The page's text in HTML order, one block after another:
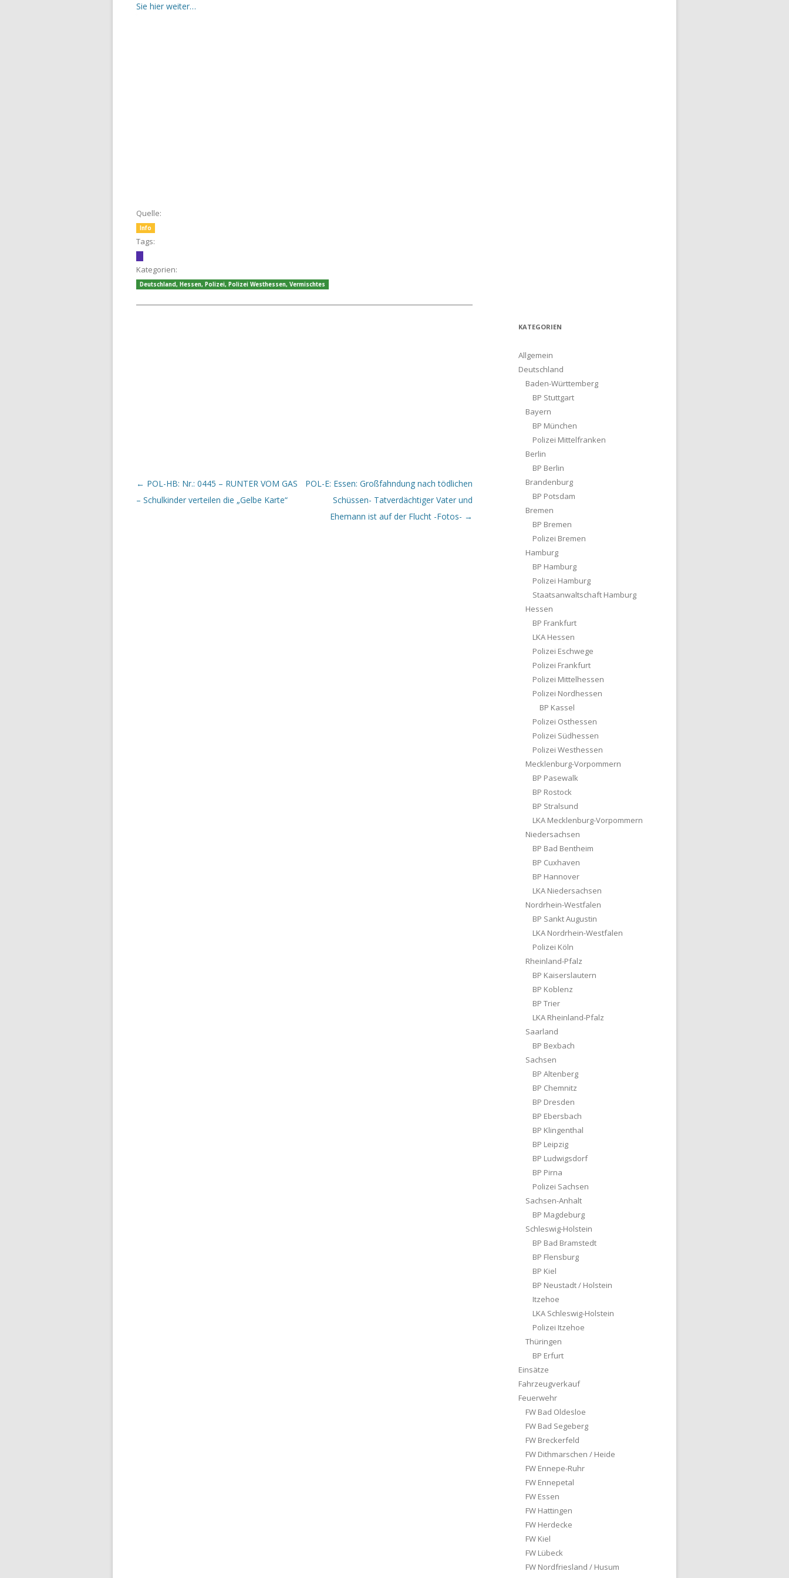
Sie hier weiter…
Quelle:
Info
Tags:
Kategorien:
Deutschland, Hessen, Polizei, Polizei Westhessen, Vermischtes
Beitrags-Navigation
← POL-HB: Nr.: 0445 – RUNTER VOM GAS
– Schulkinder verteilen die „Gelbe Karte“
POL-E: Essen: Großfahndung nach tödlichen
Schüssen- Tatverdächtiger Vater und
Ehemann ist auf der Flucht -Fotos- →
KATEGORIEN
Allgemein
Deutschland
Baden-Württemberg
BP Stuttgart
Bayern
BP München
Polizei Mittelfranken
Berlin
BP Berlin
Brandenburg
BP Potsdam
Bremen
BP Bremen
Polizei Bremen
Hamburg
BP Hamburg
Polizei Hamburg
Staatsanwaltschaft Hamburg
Hessen
BP Frankfurt
LKA Hessen
Polizei Eschwege
Polizei Frankfurt
Polizei Mittelhessen
Polizei Nordhessen
BP Kassel
Polizei Osthessen
Polizei Südhessen
Polizei Westhessen
Mecklenburg-Vorpommern
BP Pasewalk
BP Rostock
BP Stralsund
LKA Mecklenburg-Vorpommern
Niedersachsen
BP Bad Bentheim
BP Cuxhaven
BP Hannover
LKA Niedersachsen
Nordrhein-Westfalen
BP Sankt Augustin
LKA Nordrhein-Westfalen
Polizei Köln
Rheinland-Pfalz
BP Kaiserslautern
BP Koblenz
BP Trier
LKA Rheinland-Pfalz
Saarland
BP Bexbach
Sachsen
BP Altenberg
BP Chemnitz
BP Dresden
BP Ebersbach
BP Klingenthal
BP Leipzig
BP Ludwigsdorf
BP Pirna
Polizei Sachsen
Sachsen-Anhalt
BP Magdeburg
Schleswig-Holstein
BP Bad Bramstedt
BP Flensburg
BP Kiel
BP Neustadt / Holstein
Itzehoe
LKA Schleswig-Holstein
Polizei Itzehoe
Thüringen
BP Erfurt
Einsätze
Fahrzeugverkauf
Feuerwehr
FW Bad Oldesloe
FW Bad Segeberg
FW Breckerfeld
FW Dithmarschen / Heide
FW Ennepe-Ruhr
FW Ennepetal
FW Essen
FW Hattingen
FW Herdecke
FW Kiel
FW Lübeck
FW Nordfriesland / Husum